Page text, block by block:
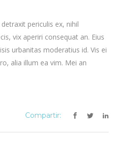
periculis ex, nihil
vix aperiri consequat an. Eius
urbanitas moderatius id. Vis ei
alia illum ea vim. Mei an
Compartir: